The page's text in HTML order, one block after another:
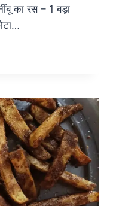
का रस – 1 बड़ा